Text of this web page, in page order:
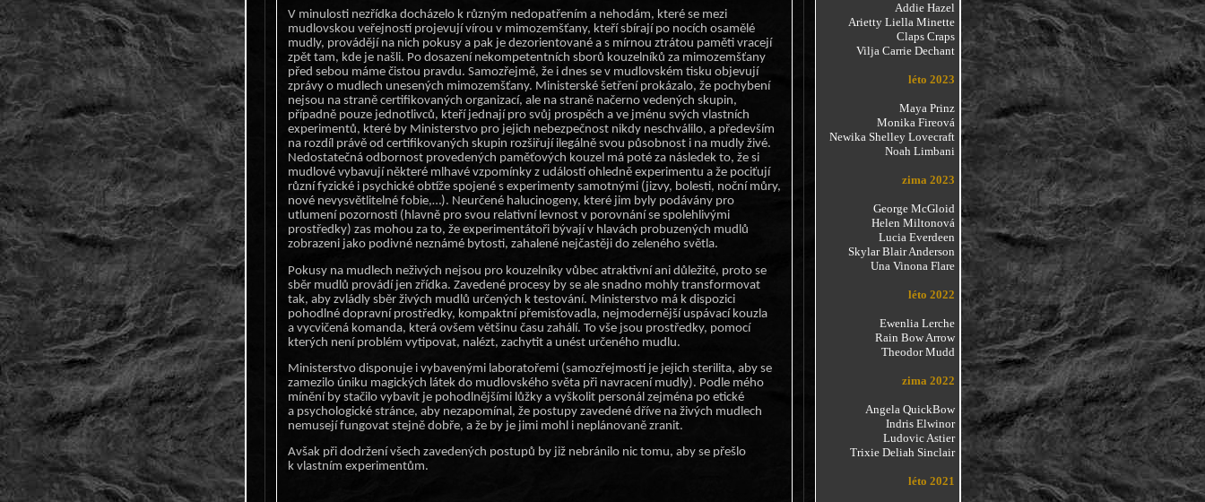
V minulosti nezřídka docházelo k různým nedopatřením a nehodám, které se mezi
mudlovskou veřejností projevují vírou v mimozemšťany, kteří sbírají po nocích osamělé
mudly, provádějí na nich pokusy a pak je dezorientované a s mírnou ztrátou paměti vracejí
zpět tam, kde je našli. Po dosazení nekompetentních sborů kouzelníků za mimozemšťany
před sebou máme čistou pravdu. Samozřejmě, že i dnes se v mudlovském tisku objevují
zprávy o mudlech unesených mimozemšťany. Ministerské šetření prokázalo, že pochybení
nejsou na straně certifikovaných organizací, ale na straně načerno vedených skupin,
případně pouze jednotlivců, kteří jednají pro svůj prospěch a ve jménu svých vlastních
experimentů, které by Ministerstvo pro jejich nebezpečnost nikdy neschválilo, a především
na rozdíl právě od certifikovaných skupin rozšiřují ilegálně svou působnost i na mudly živé.
Nedostatečná odbornost provedených paměťových kouzel má poté za následek to, že si
mudlové vybavují některé mlhavé vzpomínky z událostí ohledně experimentu a že pociťují
různí fyzické i psychické obtíže spojené s experimenty samotnými (jizvy, bolesti, noční můry,
nové nevysvětlitelné fobie,…). Neurčené halucinogeny, které jim byly podávány pro
utlumení pozornosti (hlavně pro svou relativní levnost v porovnání se spolehlivými
prostředky) zas mohou za to, že experimentátoři bývají v hlavách probuzených mudlů
zobrazeni jako podivné neznámé bytosti, zahalené nejčastěji do zeleného světla.
Pokusy na mudlech neživých nejsou pro kouzelníky vůbec atraktivní ani důležité, proto se
sběr mudlů provádí jen zřídka. Zavedené procesy by se ale snadno mohly transformovat
tak, aby zvládly sběr živých mudlů určených k testování. Ministerstvo má k dispozici
pohodlné dopravní prostředky, kompaktní přemisťovadla, nejmodernější uspávací kouzla
a vycvičená komanda, která ovšem většinu času zahálí. To vše jsou prostředky, pomocí
kterých není problém vytipovat, nalézt, zachytit a unést určeného mudlu.
Ministerstvo disponuje i vybavenými laboratořemi (samozřejmostí je jejich sterilita, aby se
zamezilo úniku magických látek do mudlovského světa při navracení mudly). Podle mého
mínění by stačilo vybavit je pohodlnějšími lůžky a vyškolit personál zejména po etické
a psychologické stránce, aby nezapomínal, že postupy zavedené dříve na živých mudlech
nemusejí fungovat stejně dobře, a že by je jimi mohl i neplánovaně zranit.
Avšak při dodržení všech zavedených postupů by již nebránilo nic tomu, aby se přešlo
k vlastním experimentům.
Addie Hazel
Arietty Liella Minette
Claps Craps
Vilja Carrie Dechant
léto 2023
Maya Prinz
Monika Fireová
Newika Shelley Lovecraft
Noah Limbani
zima 2023
George McGloid
Helen Miltonová
Lucia Everdeen
Skylar Blair Anderson
Una Vinona Flare
léto 2022
Ewenlia Lerche
Rain Bow Arrow
Theodor Mudd
zima 2022
Angela QuickBow
Indris Elwinor
Ludovic Astier
Trixie Deliah Sinclair
léto 2021